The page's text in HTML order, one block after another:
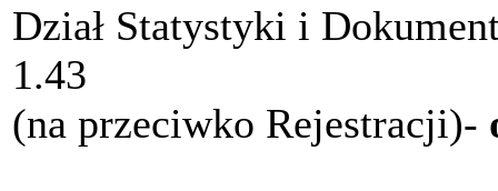
Dział Statystyki i
1.43
(na przeciwko Rejestracji)-